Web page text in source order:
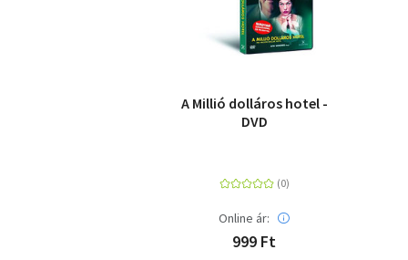
A Millió dolláros hotel -
DVD
Online ár:
999 Ft